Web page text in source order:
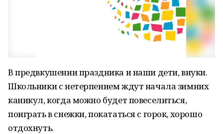
В предвкушении праздника и наши дети, внуки.
Школьники с нетерпением ждут начала зимних
каникул, когда можно будет повеселиться,
поиграть в снежки, покататься с горок, хорошо
отдохнуть.